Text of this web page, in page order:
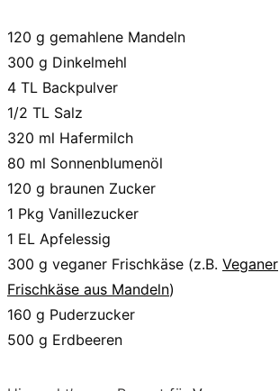
120 g gemahlene Mandeln
300 g Dinkelmehl
4 TL Backpulver
1/2 TL Salz
320 ml Hafermilch
80 ml Sonnenblumenöl
120 g braunen Zucker
1 Pkg Vanillezucker
1 EL Apfelessig
300 g veganer Frischkäse (z.B. Veganer
Frischkäse aus Mandeln)
160 g Puderzucker
500 g Erdbeeren